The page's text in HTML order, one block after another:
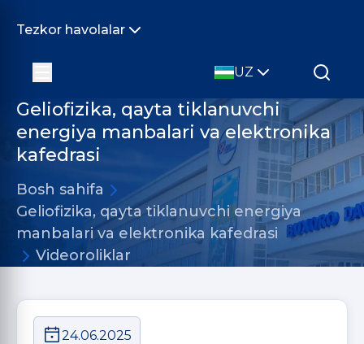
Tezkor havolalar
UZ
Geliofizika, qayta tiklanuvchi
energiya manbalari va elektronika
kafedrasi
Bosh sahifa
Geliofizika, qayta tiklanuvchi energiya
manbalari va elektronika kafedrasi
Videoroliklar
24.06.2025